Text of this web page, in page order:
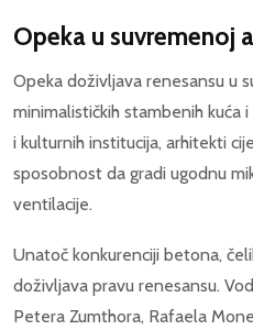
Opeka u suvremenoj
Opeka doživljava renesansu u
minimalističkih stambenih kuća
i kulturnih institucija, arhitekti
sposobnost da gradi ugodnu
ventilacije.
Unatoč konkurenciji betona,
doživljava pravu renesansu.
Petera Zumthora, Rafaela